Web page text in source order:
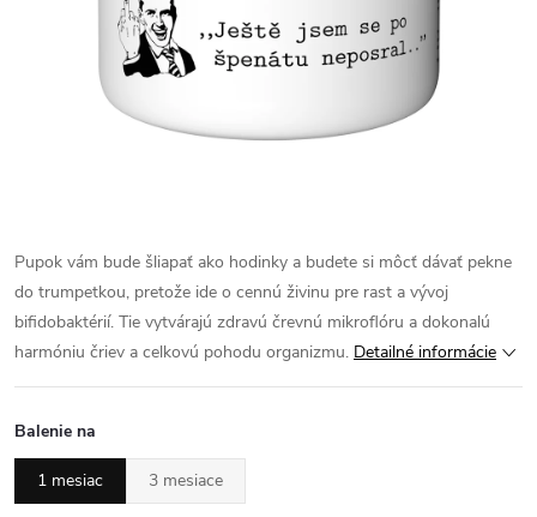
Pupok vám bude šliapať ako hodinky a budete si môcť dávať pekne
do trumpetkou, pretože ide o cennú živinu pre rast a vývoj
bifidobaktérií. Tie vytvárajú zdravú črevnú mikroflóru a dokonalú
harmóniu čriev a celkovú pohodu organizmu. Detailné informácie
Balenie na
1 mesiac 3 mesiace